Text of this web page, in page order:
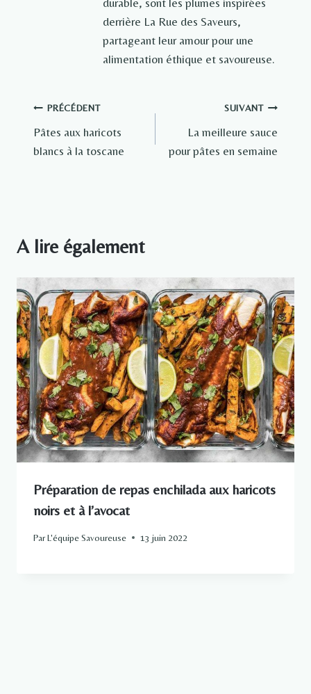
derrière La Rue des Saveurs,
partageant leur amour pour une
alimentation éthique et savoureuse.
Navigation
de
PRÉCÉDENT
Pâtes aux haricots
blancs à la toscane
SUIVANT
La meilleure sauce
pour pâtes en semaine
A lire également
Préparation de repas enchilada aux haricots
noirs et à l’avocat
ParL'équipe Savoureuse 13 juin 2022